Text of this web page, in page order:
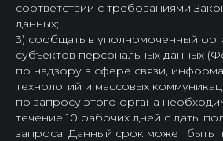
соответствии с требованиями
данных;
3) сообщать в уполномоченный
субъектов персональных данных
по надзору в сфере связи,
технологий и массовых
по запросу этого органа
течение 10 рабочих дней с даты
запроса. Данный срок может быть